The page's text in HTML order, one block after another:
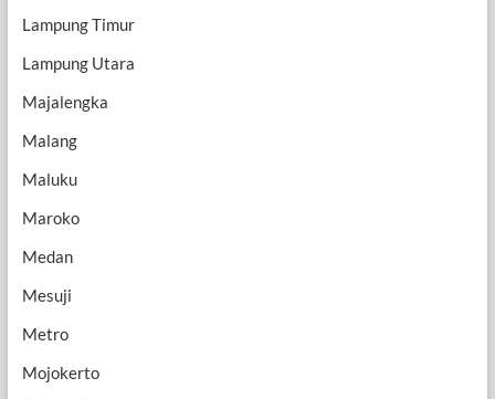
Lampung Timur
Lampung Utara
Majalengka
Malang
Maluku
Maroko
Medan
Mesuji
Metro
Mojokerto